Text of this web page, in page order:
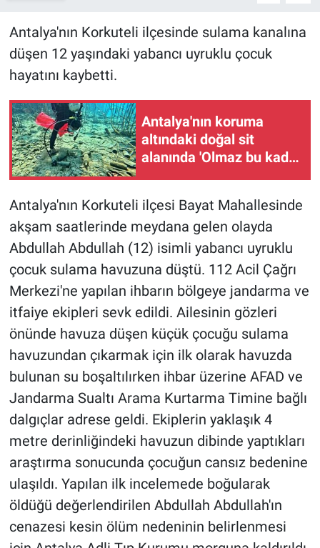
Antalya'nın Korkuteli ilçesinde sulama kanalına
düşen 12 yaşındaki yabancı uyruklu çocuk
hayatını kaybetti.
Antalya'nın koruma
altındaki doğal sit
alanında 'Olmaz bu kadar
Antalya'nın Korkuteli ilçesi Bayat Mahallesinde
akşam saatlerinde meydana gelen olayda
Abdullah Abdullah (12) isimli yabancı uyruklu
çocuk sulama havuzuna düştü. 112 Acil Çağrı
Merkezi'ne yapılan ihbarın bölgeye jandarma ve
itfaiye ekipleri sevk edildi. Ailesinin gözleri
önünde havuza düşen küçük çocuğu sulama
havuzundan çıkarmak için ilk olarak havuzda
bulunan su boşaltılırken ihbar üzerine AFAD ve
Jandarma Sualtı Arama Kurtarma Timine bağlı
dalgıçlar adrese geldi. Ekiplerin yaklaşık 4
metre derinliğindeki havuzun dibinde yaptıkları
araştırma sonucunda çocuğun cansız bedenine
ulaşıldı. Yapılan ilk incelemede boğularak
öldüğü değerlendirilen Abdullah Abdullah'ın
cenazesi kesin ölüm nedeninin belirlenmesi